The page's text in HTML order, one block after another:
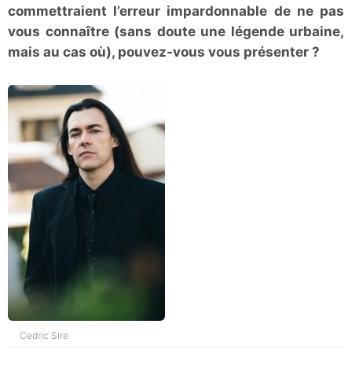
commettraient l’erreur impardonnable de ne pas
vous connaître (sans doute une légende urbaine,
mais au cas où), pouvez-vous vous présenter ?
Cedric Sire